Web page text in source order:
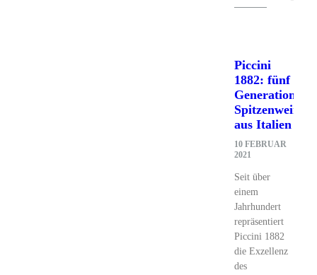
Piccini
1882: fünf
Generationen
Spitzenweine
aus Italien
10 FEBRUAR
2021
Seit über
einem
Jahrhundert
repräsentiert
Piccini 1882
die Exzellenz
des